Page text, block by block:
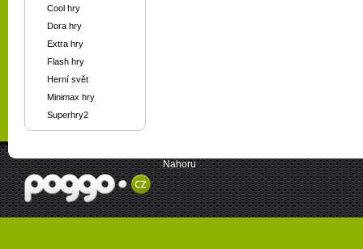
Cool hry
Dora hry
Extra hry
Flash hry
Herní svět
Minimax hry
Superhry2
Nahoru